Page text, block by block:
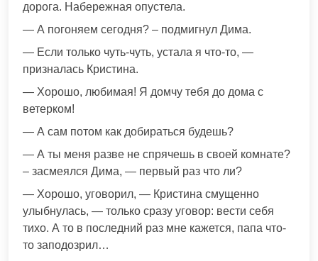
дорога. Набережная опустела.
— А погоняем сегодня? – подмигнул Дима.
— Если только чуть-чуть, устала я что-то, —
призналась Кристина.
— Хорошо, любимая! Я домчу тебя до дома с
ветерком!
— А сам потом как добираться будешь?
— А ты меня разве не спрячешь в своей комнате?
– засмеялся Дима, — первый раз что ли?
— Хорошо, уговорил, — Кристина смущенно
улыбнулась, — только сразу уговор: вести себя
тихо. А то в последний раз мне кажется, папа что-
то заподозрил…